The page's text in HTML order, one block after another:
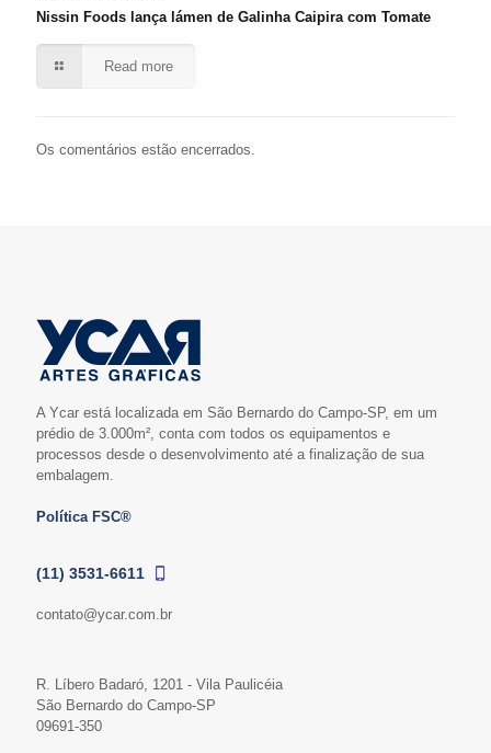
Nissin Foods lança lámen de Galinha Caipira com Tomate
Read more
Os comentários estão encerrados.
A Ycar está localizada em São Bernardo do Campo-SP, em um
prédio de 3.000m², conta com todos os equipamentos e
processos desde o desenvolvimento até a finalização de sua
embalagem.
Política FSC®
(11) 3531-6611
contato@ycar.com.br
R. Líbero Badaró, 1201 - Vila Paulicéia
São Bernardo do Campo-SP
09691-350